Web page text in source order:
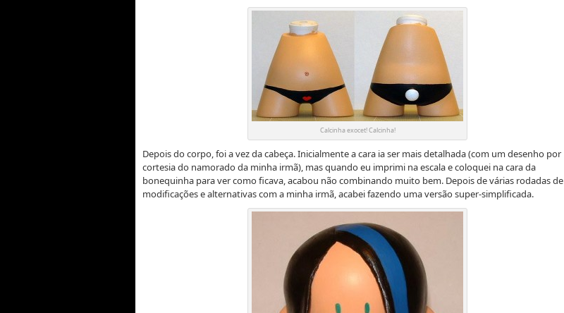
Calcinha exocet! Calcinha!
Depois do corpo, foi a vez da cabeça. Inicialmente a cara ia ser mais detalhada (com um desenho por
cortesia do namorado da minha irmã), mas quando eu imprimi na escala e coloquei na cara da
bonequinha para ver como ficava, acabou não combinando muito bem. Depois de várias rodadas de
modificações e alternativas com a minha irmã, acabei fazendo uma versão super-simplificada.